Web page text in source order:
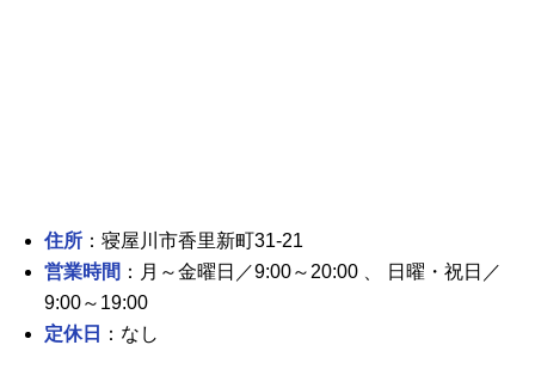
住所 ：寝屋川市香里新町31-21
営業時間 ：月～金曜日／9:00～20:00 、 日曜・祝日／
9:00～19:00
定休日
：なし